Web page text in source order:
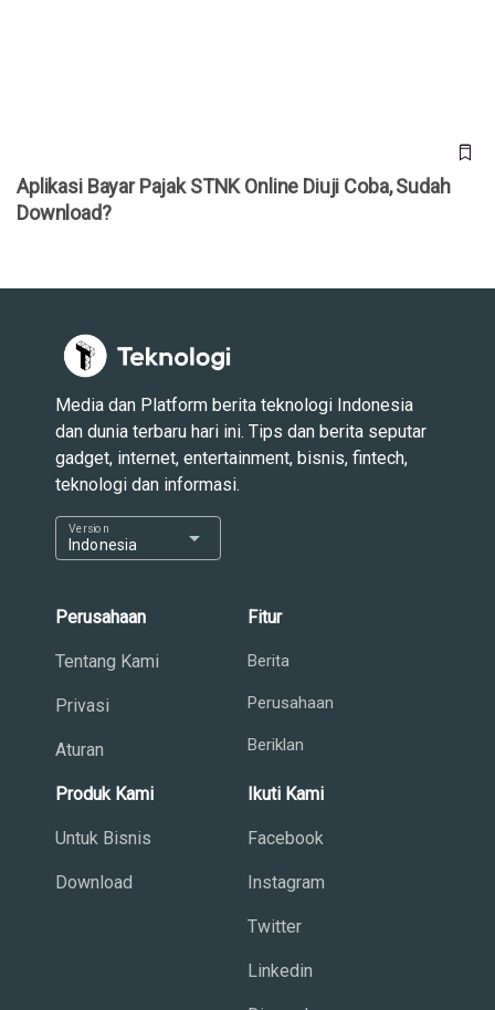
Aplikasi Bayar Pajak STNK Online Diuji Coba, Sudah
Download?
Media dan Platform berita teknologi Indonesia
dan dunia terbaru hari ini. Tips dan berita seputar
gadget, internet, entertainment, bisnis, fintech,
teknologi dan informasi.
Indonesia
Version arrow_drop_down
Perusahaan
Tentang Kami
Privasi
Aturan
Fitur
Berita
Perusahaan
Beriklan
Produk Kami
Untuk Bisnis
Download
Ikuti Kami
Facebook
Instagram
Twitter
Linkedin